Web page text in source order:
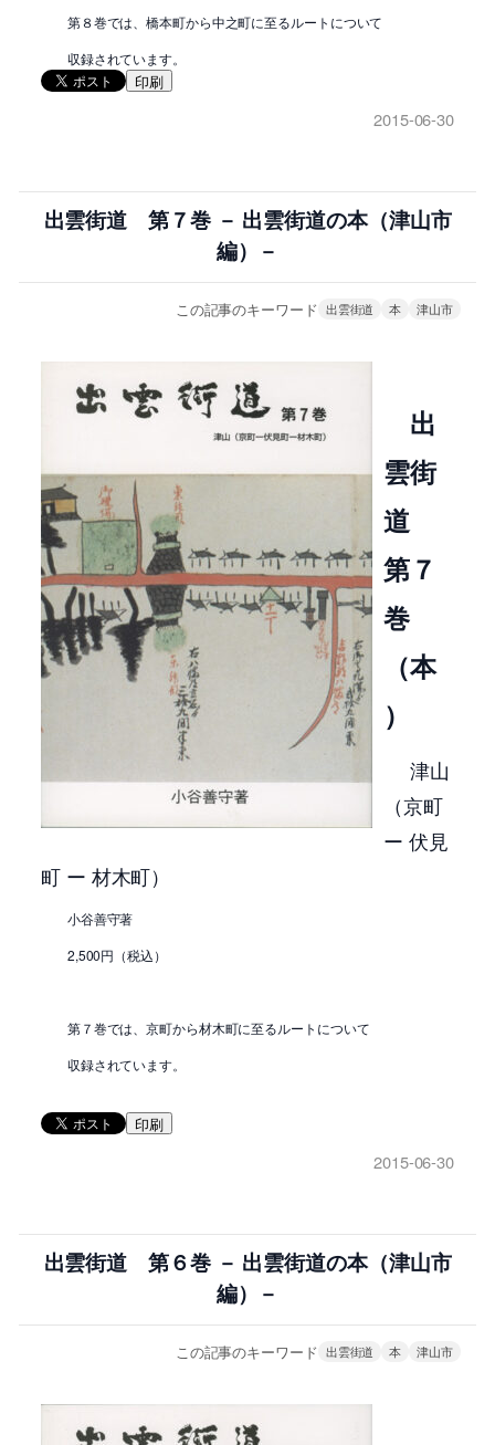
第８巻では、橋本町から中之町に至るルートについて
収録されています。
印刷
2015-06-30
出雲街道 第７巻 － 出雲街道の本（津山市
編）－
この記事のキーワード 出雲街道 本 津山市
出
雲街
道
第７
巻
（本
）
津山
（京町
ー 伏見
町 ー 材木町）
小谷善守著
2,500円（税込）
第７巻では、京町から材木町に至るルートについて
収録されています。
印刷
2015-06-30
出雲街道 第６巻 － 出雲街道の本（津山市
編）－
この記事のキーワード 出雲街道 本 津山市